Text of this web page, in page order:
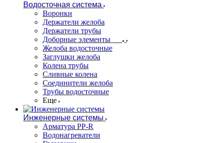
Водосточная система
Воронки
Держатели желоба
Держатели трубы
Доборные элементы
Желоба водосточные
Заглушки желоба
Колена трубы
Сливные колена
Соединители желоба
Трубы водосточные
Еще
Инженерные системы
Арматура PP-R
Водонагреватели